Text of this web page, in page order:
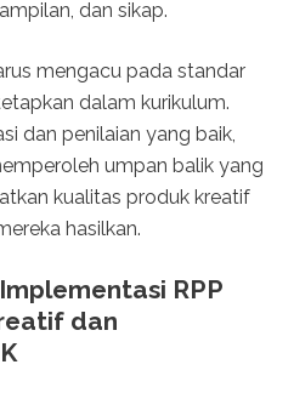
dan sikap.
mengacu pada standar
dalam kurikulum.
dan penilaian yang baik,
umpan balik yang
kualitas produk kreatif
hasilkan.
RPP
dan